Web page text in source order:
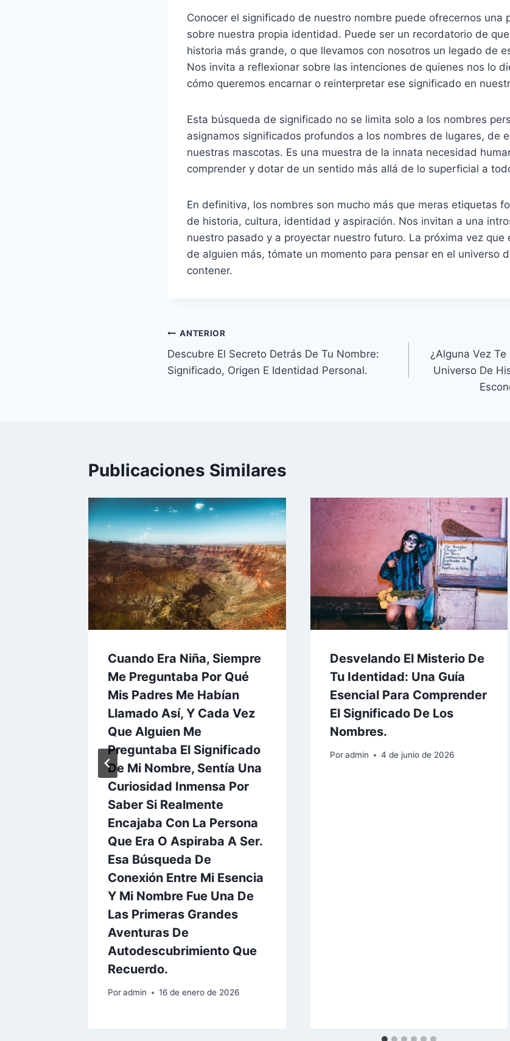
Conocer el significado de nuestro nombre puede ofrecernos una
sobre nuestra propia identidad. Puede ser un recordatorio de
historia más grande, o que llevamos con nosotros un legado de
Nos invita a reflexionar sobre las intenciones de quienes nos lo
cómo queremos encarnar o reinterpretar ese significado en
Esta búsqueda de significado no se limita solo a los nombres
asignamos significados profundos a los nombres de lugares, de
nuestras mascotas. Es una muestra de la innata necesidad
comprender y dotar de un sentido más allá de lo superficial a
En definitiva, los nombres son mucho más que meras etiquetas
de historia, cultura, identidad y aspiración. Nos invitan a una
nuestro pasado y a proyectar nuestro futuro. La próxima vez que
de alguien más, tómate un momento para pensar en el universo
contener.
Navegación
de
ANTERIOR
Descubre El Secreto Detrás De Tu Nombre:
Significado, Origen E Identidad Personal.
¿Alguna Vez
Universo De
Publicaciones Similares
Cuando Era Niña, Siempre
Me Preguntaba Por Qué
Mis Padres Me Habían
Llamado Así, Y Cada Vez
Que Alguien Me
Preguntaba El Significado
De Mi Nombre, Sentía Una
Curiosidad Inmensa Por
Saber Si Realmente
Encajaba Con La Persona
Que Era O Aspiraba A Ser.
Esa Búsqueda De
Conexión Entre Mi Esencia
Y Mi Nombre Fue Una De
Las Primeras Grandes
Aventuras De
Autodescubrimiento Que
Recuerdo.
Poradmin 16 de enero de 2026
Desvelando El Misterio De
Tu Identidad: Una Guía
Esencial Para Comprender
El Significado De Los
Nombres.
Por admin 4 de junio de 2026